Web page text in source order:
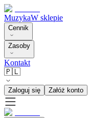
MuzykaW sklepie
Cennik
Zasoby
Kontakt
🇵🇱
Zaloguj się Załóż konto